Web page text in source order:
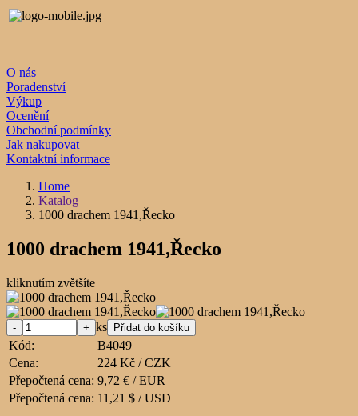
O nás
Poradenství
Výkup
Ocenění
Obchodní podmínky
Jak nakupovat
Kontaktní informace
Home
Katalog
1000 drachem 1941,Řecko
1000 drachem 1941,Řecko
kliknutím zvětšíte
ks
Kód:
B4049
Cena:
224 Kč / CZK
Přepočtená cena: 9,72 € / EUR
Přepočtená cena: 11,21 $ / USD